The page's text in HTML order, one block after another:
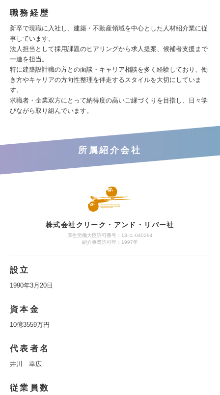
職務経歴
新卒で現職に入社し、建築・不動産領域を中心とした人材紹介業に従
事しています。
法人担当として採用課題のヒアリングから求人提案、候補者支援まで
一連を担当。
特に建築設計職の方との面談・キャリア相談を多く経験しており、働
き方やキャリアの方向性整理を伴走するスタイルを大切にしていま
す。
求職者・企業双方にとって納得度の高いご縁づくりを目指し、日々学
びながら取り組んでいます。
所属紹介会社
株式会社クリーク・アンド・リバー社
厚生労働大臣許可番号：13-ユ-040294
紹介事業許可年：1997年
設立
1990年3月20日
資本金
10億3559万円
代表者名
井川 幸広
従業員数